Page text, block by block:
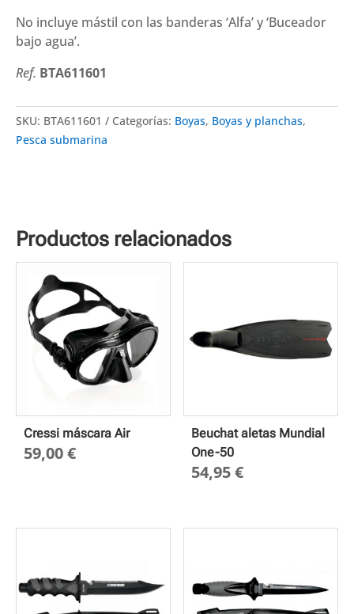
No incluye mástil con las banderas ‘Alfa’ y ‘Buceador
bajo agua’.
Ref. BTA611601
SKU: BTA611601 Categorías: Boyas, Boyas y planchas,
Pesca submarina
Productos relacionados
Cressi máscara Air
59,00€
Beuchat aletas Mundial
One-50
54,95€